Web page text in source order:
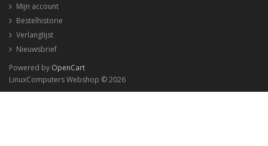
Mijn account
Bestelhistorie
Verlanglijst
Nieuwsbrief
Powered by OpenCart
LinuxComputers Webshop © 2026